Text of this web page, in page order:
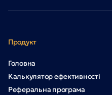
Продукт
Головна
Калькулятор ефективності
Реферальна програма